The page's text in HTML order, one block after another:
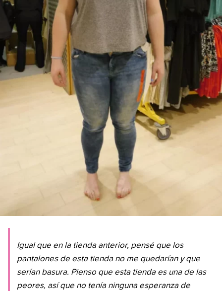
Igual que en la tienda anterior, pensé que los
pantalones de esta tienda no me quedarían y que
serían basura. Pienso que esta tienda es una de las
peores, así que no tenía ninguna esperanza de